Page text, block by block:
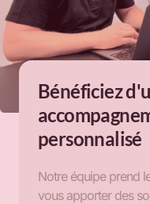
Bénéficiez
personnalisé
Notre équipe prend
vous apporter des